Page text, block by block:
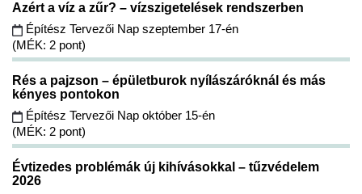
Azért a víz a zűr? – vízszigetelések rendszerben
Építész Tervezői Nap szeptember 17-én
(MÉK: 2 pont)
Rés a pajzson – épületburok nyílászáróknál és más
kényes pontokon
Építész Tervezői Nap október 15-én
(MÉK: 2 pont)
Évtizedes problémák új kihívásokkal – tűzvédelem
2026